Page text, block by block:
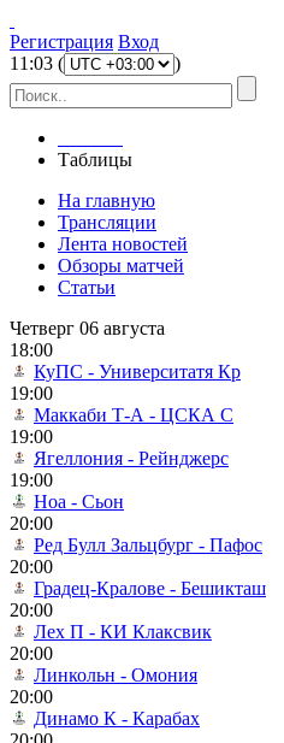
Регистрация Вход
11 :03 ( )
Таблицы
На главную
Трансляции
Лента новостей
Обзоры матчей
Статьи
Четверг 06 августа
18:00
КуПС - Университатя Кр
19:00
Маккаби Т-А - ЦСКА С
19:00
Ягеллония - Рейнджерс
19:00
Ноа - Сьон
20:00
Ред Булл Зальцбург - Пафос
20:00
Градец-Кралове - Бешикташ
20:00
Лех П - КИ Клаксвик
20:00
Линкольн - Омония
20:00
Динамо К - Карабах